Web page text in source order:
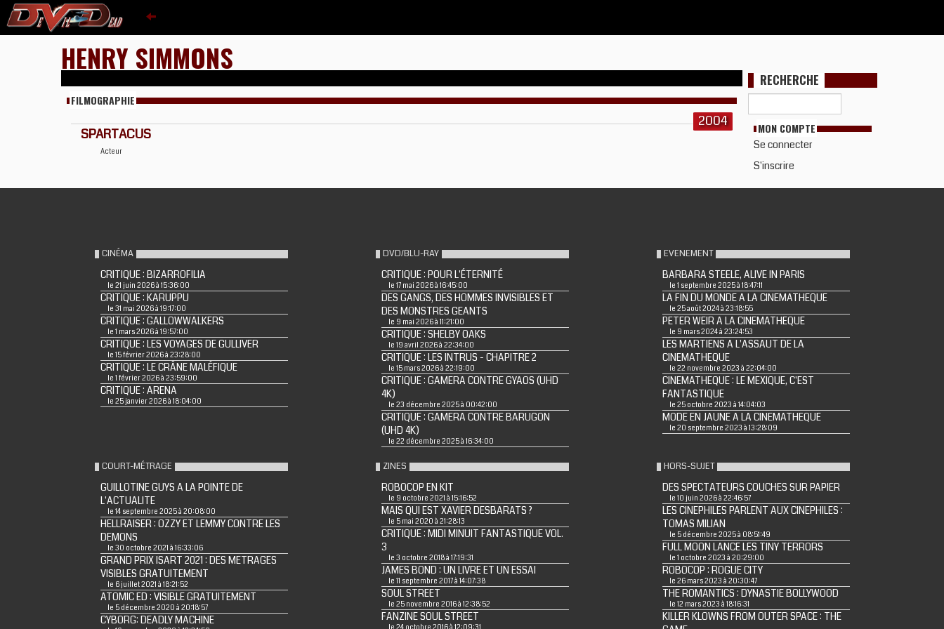
HENRY SIMMONS
FILMOGRAPHIE
2004
SPARTACUS
Acteur
RECHERCHE
MON COMPTE
Se connecter
S'inscrire
CINÉMA
CRITIQUE : BIZARROFILIA
le 21 juin 2026 à 15:36:00
CRITIQUE : KARUPPU
le 31 mai 2026 à 19:17:00
CRITIQUE : GALLOWWALKERS
le 1 mars 2026 à 19:57:00
CRITIQUE : LES VOYAGES DE GULLIVER
le 15 février 2026 à 23:28:00
CRITIQUE : LE CRÂNE MALÉFIQUE
le 1 février 2026 à 23:59:00
CRITIQUE : ARENA
le 25 janvier 2026 à 18:04:00
DVD/BLU-RAY
CRITIQUE : POUR L'ÉTERNITÉ
le 17 mai 2026 à 16:45:00
DES GANGS, DES HOMMES INVISIBLES ET
DES MONSTRES GEANTS
le 9 mai 2026 à 11:21:00
CRITIQUE : SHELBY OAKS
le 19 avril 2026 à 22:34:00
CRITIQUE : LES INTRUS - CHAPITRE 2
le 15 mars 2026 à 22:19:00
CRITIQUE : GAMERA CONTRE GYAOS (UHD
4K)
le 23 décembre 2025 à 00:42:00
CRITIQUE : GAMERA CONTRE BARUGON
(UHD 4K)
le 22 décembre 2025 à 16:34:00
EVENEMENT
BARBARA STEELE, ALIVE IN PARIS
le 1 septembre 2025 à 18:47:11
LA FIN DU MONDE A LA CINEMATHEQUE
le 25 août 2024 à 23:18:55
PETER WEIR A LA CINEMATHEQUE
le 9 mars 2024 à 23:24:53
LES MARTIENS A L'ASSAUT DE LA
CINEMATHEQUE
le 22 novembre 2023 à 22:04:00
CINEMATHEQUE : LE MEXIQUE, C'EST
FANTASTIQUE
le 25 octobre 2023 à 14:04:03
MODE EN JAUNE A LA CINEMATHEQUE
le 20 septembre 2023 à 13:28:09
COURT-MÉTRAGE
GUILLOTINE GUYS A LA POINTE DE
L'ACTUALITE
le 14 septembre 2025 à 20:08:00
HELLRAISER : OZZY ET LEMMY CONTRE LES
DEMONS
le 30 octobre 2021 à 16:33:06
GRAND PRIX ISART 2021 : DES METRAGES
VISIBLES GRATUITEMENT
le 6 juillet 2021 à 18:21:52
ATOMIC ED : VISIBLE GRATUITEMENT
le 5 décembre 2020 à 20:18:57
CYBORG: DEADLY MACHINE
ZINES
ROBOCOP EN KIT
le 9 octobre 2021 à 15:16:52
MAIS QUI EST XAVIER DESBARATS ?
le 5 mai 2020 à 21:28:13
CRITIQUE : MIDI MINUIT FANTASTIQUE VOL.
3
le 3 octobre 2018 à 17:19:31
JAMES BOND : UN LIVRE ET UN ESSAI
le 11 septembre 2017 à 14:07:38
SOUL STREET
le 25 novembre 2016 à 12:38:52
FANZINE SOUL STREET
HORS-SUJET
DES SPECTATEURS COUCHES SUR PAPIER
le 10 juin 2026 à 22:46:57
LES CINEPHILES PARLENT AUX CINEPHILES :
TOMAS MILIAN
le 5 décembre 2025 à 08:51:49
FULL MOON LANCE LES TINY TERRORS
le 1 octobre 2023 à 20:29:00
ROBOCOP : ROGUE CITY
le 26 mars 2023 à 20:30:47
THE ROMANTICS : DYNASTIE BOLLYWOOD
le 12 mars 2023 à 18:16:31
KILLER KLOWNS FROM OUTER SPACE : THE